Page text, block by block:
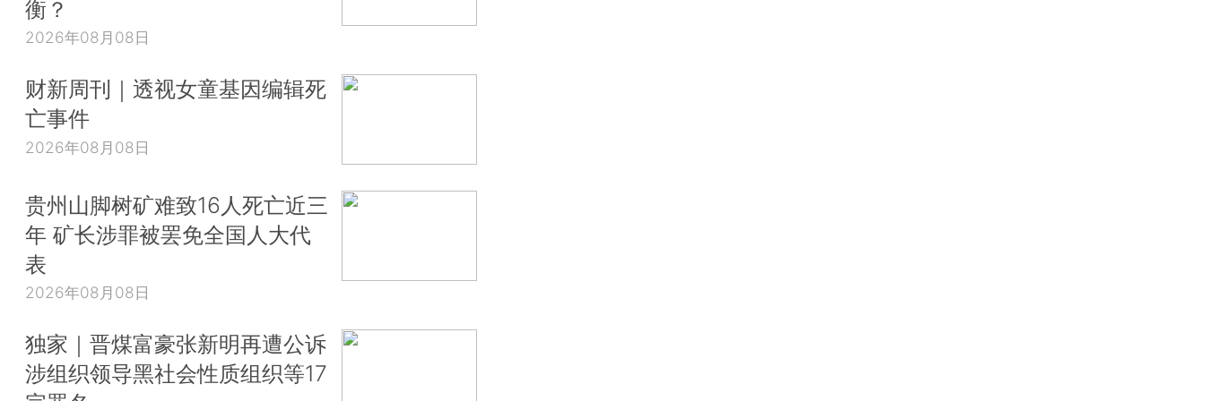
衡？
2026年08月08日
财新周刊｜透视女童基因编辑死
亡事件
2026年08月08日
贵州山脚树矿难致16人死亡近三
年 矿长涉罪被罢免全国人大代
表
2026年08月08日
独家｜晋煤富豪张新明再遭公诉
涉组织领导黑社会性质组织等17